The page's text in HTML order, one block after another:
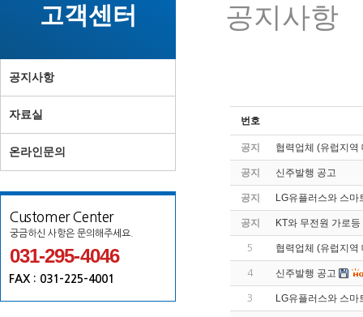
고객센터
공지사항
자료실
온라인문의
Customer Center
궁금하신 사항은 문의해주세요.
031-295-4046
FAX : 031-225-4001
공지사항
번호
공지 협력업체 (유럽지역
공지 신주발행 공고
공지 LG유플러스와 스
공지 KT와 무전원 가로
5 협력업체 (유럽지역
4 신주발행 공고
3 LG유플러스와 스